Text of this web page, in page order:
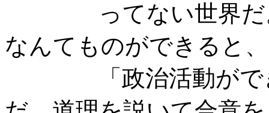
ってない世界だ。
なんてものができると、
「政治活動ができ